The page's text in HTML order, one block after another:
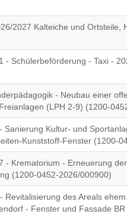
2027 Kalteiche und Ortsteile,
- Schülerbeförderung - Taxi -
- Neubau einer
(LPH 2-9) (1200-
Sanierung Kultur- und
Kunststoff-Fenster (1200-
- Krematorium - Erneuerung
(1200-0452-2026/000900)
Revitalisierung des Areals
- Fenster und Fassade